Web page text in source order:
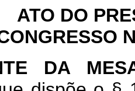
ATO DO
DA